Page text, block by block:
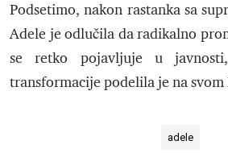
Podsetimo, nakon rastanka sa
Adele je odlučila da radikalno
se retko pojavljuje u
transformacije podelila je na svom
adele